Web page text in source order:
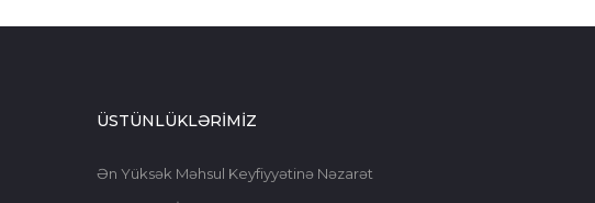
ÜSTÜNLÜKLƏRİMİZ
Ən Yüksək Məhsul Keyfiyyətinə Nəzarət